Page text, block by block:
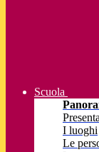
Scuola
I luoghi
Le